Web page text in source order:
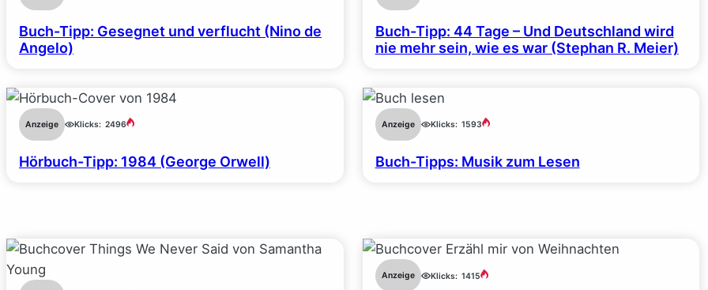
Buch-Tipp: Gesegnet und verflucht (Nino de
Angelo)
Buch-Tipp: 44 Tage – Und Deutschland wird
nie mehr sein, wie es war (Stephan R. Meier)
Anzeige Klicks: 2496
Hörbuch-Tipp: 1984 (George Orwell)
Anzeige Klicks: 1593
Buch-Tipps: Musik zum Lesen
Anzeige Klicks: 1415